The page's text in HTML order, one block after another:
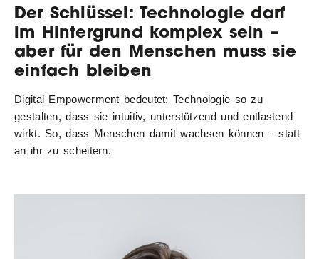
Der Schlüssel: Technologie darf
im Hintergrund komplex sein –
aber für den Menschen muss sie
einfach bleiben
Digital Empowerment bedeutet: Technologie so zu
gestalten, dass sie intuitiv, unterstützend und entlastend
wirkt. So, dass Menschen damit wachsen können – statt
an ihr zu scheitern.